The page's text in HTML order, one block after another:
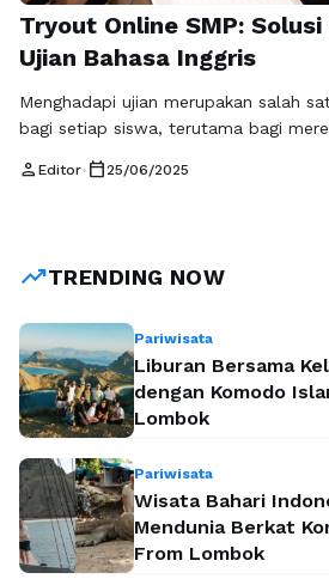
Tryout Online SMP:
Ujian Bahasa Inggris
Menghadapi ujian merupakan salah
bagi setiap siswa, terutama bagi
(SMP). Salah satu ujian yang sering
Selengkapnya
person Editor• calendar_today 25/06/2025
trending_upTRENDING NOW
Pariwisata
Liburan Bersama
dengan Komodo
Lombok
Pariwisata
Wisata Bahari
Mendunia Berkat
From Lombok